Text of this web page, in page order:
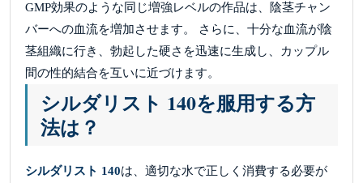
GMP効果のような同じ増強レベルの作品は、陰茎チャン
バーへの血流を増加させます。 さらに、十分な血流が陰
茎組織に行き、勃起した硬さを迅速に生成し、カップル
間の性的結合を互いに近づけます。
シルダリスト 140を服用する方
法は？
シルダリスト 140は、適切な水で正しく消費する必要が